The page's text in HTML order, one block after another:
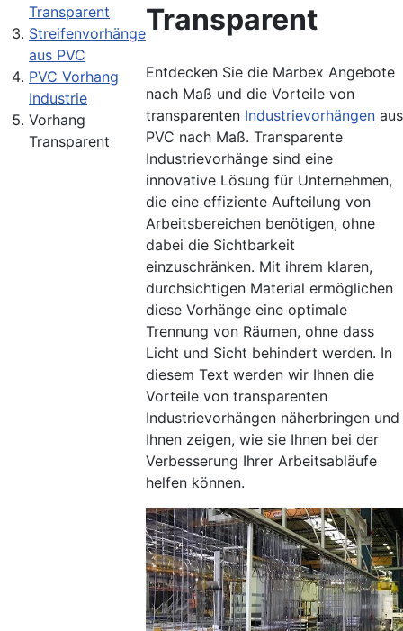
Transparent
Streifenvorhänge
aus PVC
PVC Vorhang
Industrie
Vorhang
Transparent
Transparent
Entdecken Sie die Marbex Angebote
nach Maß und die Vorteile von
transparenten Industrievorhängen aus
PVC nach Maß. Transparente
Industrievorhänge sind eine
innovative Lösung für Unternehmen,
die eine effiziente Aufteilung von
Arbeitsbereichen benötigen, ohne
dabei die Sichtbarkeit
einzuschränken. Mit ihrem klaren,
durchsichtigen Material ermöglichen
diese Vorhänge eine optimale
Trennung von Räumen, ohne dass
Licht und Sicht behindert werden. In
diesem Text werden wir Ihnen die
Vorteile von transparenten
Industrievorhängen näherbringen und
Ihnen zeigen, wie sie Ihnen bei der
Verbesserung Ihrer Arbeitsabläufe
helfen können.